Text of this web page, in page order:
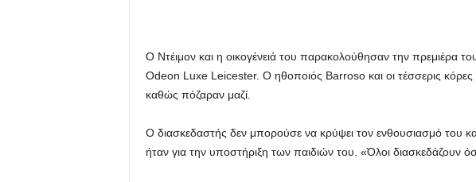
Ο Ντέιμον και η οικογένειά του παρακολούθησαν την πρεμιέρα
Odeon Luxe Leicester. Ο ηθοποιός Barroso και οι τέσσερις
καθώς πόζαραν μαζί.
Ο διασκεδαστής δεν μπορούσε να κρύψει τον ενθουσιασμό του
ήταν για την υποστήριξη των παιδιών του. «Όλοι διασκεδάζουν